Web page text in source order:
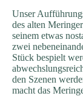
Unser
des alten
seinem etwas
zwei
Stück bespielt
den Szenen
macht das